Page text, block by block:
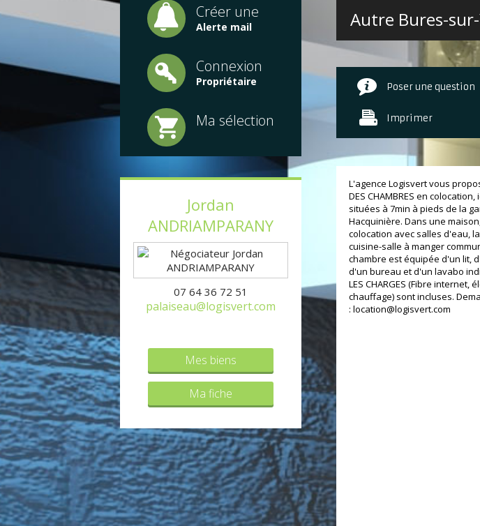
Créer une
Alerte mail
Connexion
Propriétaire
Ma sélection
Jordan
ANDRIAMPARANY
07 64 36 72 51
palaiseau@logisvert.com
Mes biens
Ma fiche
Autre Bures-
Poser une question
Imprimer
L'agence Logisvert vous
DES CHAMBRES en
situées à 7min à pieds de la
Hacquinière. Dans une
colocation avec salles d'eau,
cuisine-salle à manger
chambre est équipée d'un lit,
d'un bureau et d'un lavabo
LES CHARGES (Fibre internet,
chauffage) sont incluses.
: location@logisvert.com